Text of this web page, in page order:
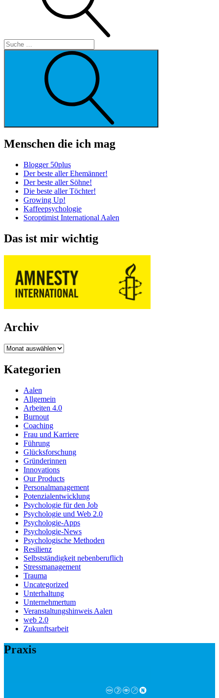
Menschen die ich mag
Blogger 50plus
Der beste aller Ehemänner!
Der beste aller Söhne!
Die beste aller Töchter!
Growing Up!
Kaffeepsychologie
Soroptimist International Aalen
Das ist mir wichtig
Archiv
Archiv
Kategorien
Aalen
Allgemein
Arbeiten 4.0
Burnout
Coaching
Frau und Karriere
Führung
Glücksforschung
Gründerinnen
Innovations
Our Products
Personalmanagement
Potenzialentwicklung
Psychologie für den Job
Psychologie und Web 2.0
Psychologie-Apps
Psychologie-News
Psychologische Methoden
Resilienz
Selbstständigkeit nebenberuflich
Stressmanagement
Trauma
Uncategorized
Unterhaltung
Unternehmertum
Veranstaltungshinweis Aalen
web 2.0
Zukunftsarbeit
Praxis